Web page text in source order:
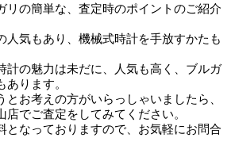
リの簡単な、査定時のポイントのご紹介
人気もあり、機械式時計を手放すかたも
計の魅力は未だに、人気も高く、ブルガ
あります。
とお考えの方がいらっしゃいましたら、
でご査定をしてみてください。
となっておりますので、お気軽にお問合